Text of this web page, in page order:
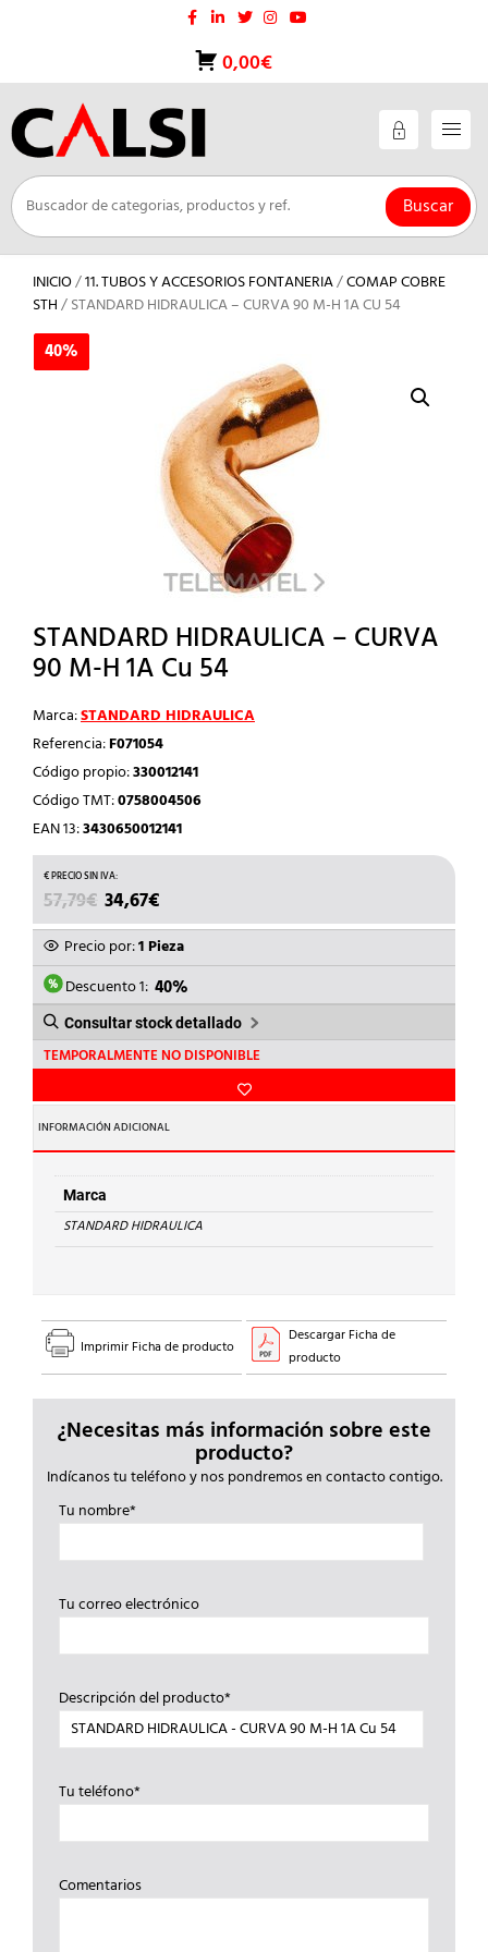
0,00€
Buscar
INICIO/11. TUBOS Y ACCESORIOS FONTANERIA/COMAP COBRE
STH/ STANDARD HIDRAULICA – CURVA 90 M-H 1A CU 54
40%
STANDARD HIDRAULICA – CURVA
90 M-H 1A Cu 54
Marca:STANDARD HIDRAULICA
Referencia:F071054
Código propio:330012141
Código TMT:0758004506
EAN 13:3430650012141
57,79€ EL
PRECIO
ORIGINAL
ERA:
57,79€.
34,67€
PRECIO
ACTUAL
ES:
34,67€.
Precio por:1 Pieza
Descuento 1: 40%
Consultar stock detallado
TEMPORALMENTE NO DISPONIBLE
INFORMACIÓN ADICIONAL
Marca
STANDARD HIDRAULICA
40%
Imprimir Ficha de producto
Descargar Ficha de
producto
¿Necesitas más información sobre este
producto?
Indícanos tu teléfono y nos pondremos en contacto contigo.
Tu nombre*
Tu correo electrónico
Descripción del producto*
Tu teléfono*
Comentarios